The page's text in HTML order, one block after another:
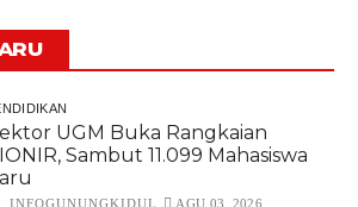
UGM Buka Rangkaian
Sambut 11.099 Mahasiswa
INFOGUNUNGKIDUL AGU 03, 2026